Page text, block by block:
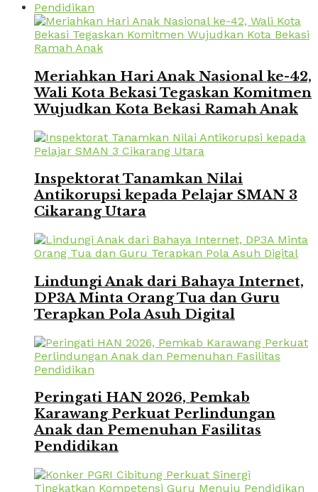
Pendidikan
Meriahkan Hari Anak Nasional ke-42,
Wali Kota Bekasi Tegaskan Komitmen
Wujudkan Kota Bekasi Ramah Anak
Inspektorat Tanamkan Nilai
Antikorupsi kepada Pelajar SMAN 3
Cikarang Utara
Lindungi Anak dari Bahaya Internet,
DP3A Minta Orang Tua dan Guru
Terapkan Pola Asuh Digital
Peringati HAN 2026, Pemkab
Karawang Perkuat Perlindungan
Anak dan Pemenuhan Fasilitas
Pendidikan